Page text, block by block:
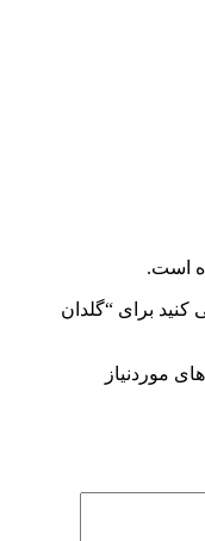
است.
کنید برای “گلدان
موردنیاز